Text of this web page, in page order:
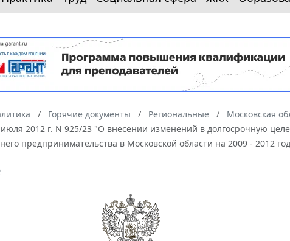
Горячие документы Региональные Московская
июля 2012 г. N 925/23 "О внесении изменений в долгосрочную
предпринимательства в Московской области на 2009 - 2012